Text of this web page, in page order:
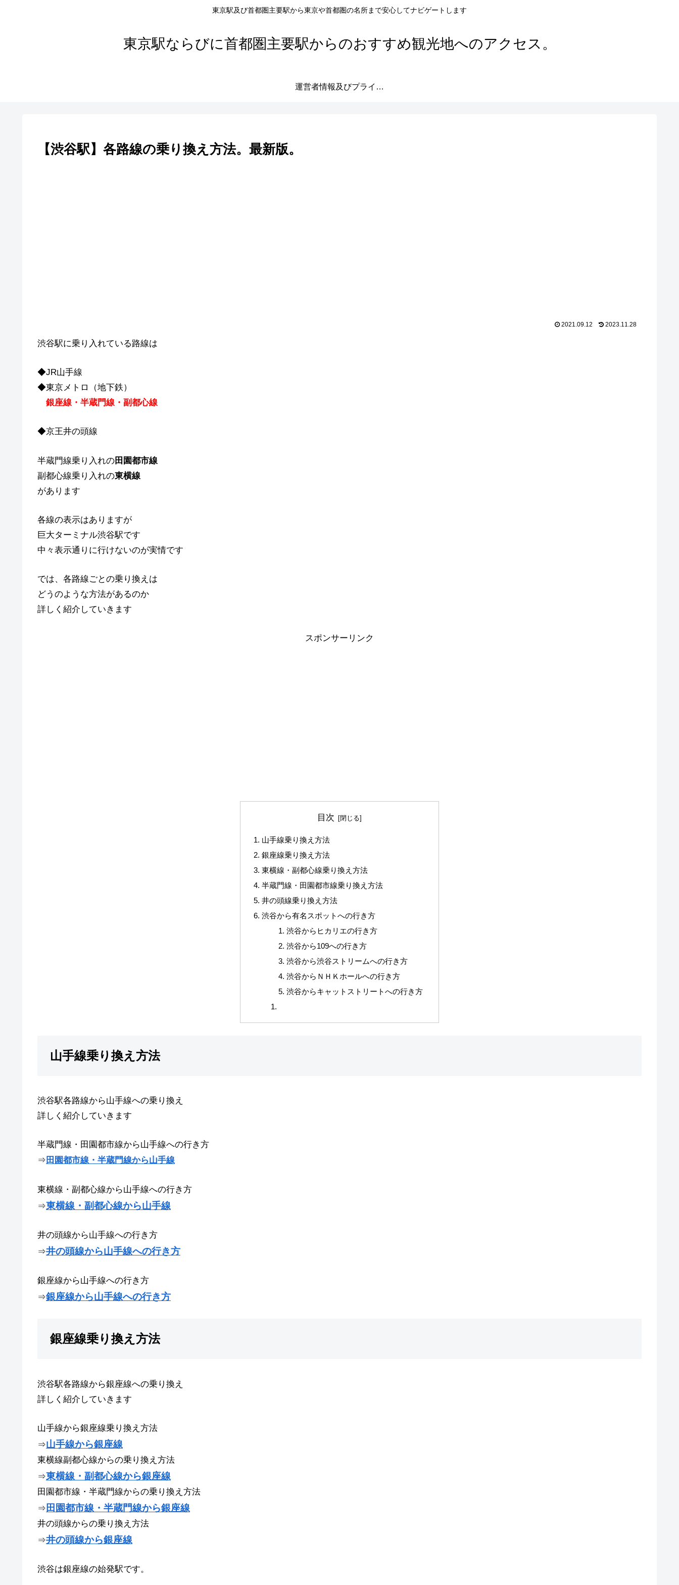
東京駅及び首都圏主要駅から東京や首都圏の名所まで安心してナビゲートします
東京駅ならびに首都圏主要駅からのおすすめ観光地へのアクセス。
運営者情報及びプライバシーポリシー
【渋谷駅】各路線の乗り換え方法。最新版。
2021.09.12 2023.11.28
渋谷駅に乗り入れている路線は
◆JR山手線
◆東京メトロ（地下鉄）
銀座線・半蔵門線・副都心線
◆京王井の頭線
半蔵門線乗り入れの田園都市線
副都心線乗り入れの東横線
があります
各線の表示はありますが
巨大ターミナル渋谷駅です
中々表示通りに行けないのが実情です
では、各路線ごとの乗り換えは
どうのような方法があるのか
詳しく紹介していきます
スポンサーリンク
目次
山手線乗り換え方法
銀座線乗り換え方法
東横線・副都心線乗り換え方法
半蔵門線・田園都市線乗り換え方法
井の頭線乗り換え方法
渋谷から有名スポットへの行き方
渋谷からヒカリエの行き方
渋谷から109への行き方
渋谷から渋谷ストリームへの行き方
渋谷からＮＨＫホールへの行き方
渋谷からキャットストリートへの行き方
山手線乗り換え方法
渋谷駅各路線から山手線への乗り換え
詳しく紹介していきます
半蔵門線・田園都市線から山手線への行き方
⇒ 田園都市線・半蔵門線から山手線
東横線・副都心線から山手線への行き方
⇒東横線・副都心線から山手線
井の頭線から山手線への行き方
⇒井の頭線から山手線への行き方
銀座線から山手線への行き方
⇒銀座線から山手線への行き方
銀座線乗り換え方法
渋谷駅各路線から銀座線への乗り換え
詳しく紹介していきます
山手線から銀座線乗り換え方法
⇒山手線から銀座線
東横線副都心線からの乗り換え方法
⇒東横線・副都心線から銀座線
田園都市線・半蔵門線からの乗り換え方法
⇒ 田園都市線・半蔵門線から銀座線
井の頭線からの乗り換え方法
⇒井の頭線から銀座線
渋谷は銀座線の始発駅です。